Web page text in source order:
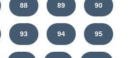
88 89 90
93 94 95